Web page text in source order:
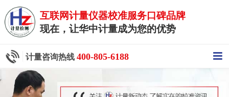
互联网计量仪器校准服务口碑品牌
现在，让华中计量成为您的优势
计量咨询热线 400-805-6188